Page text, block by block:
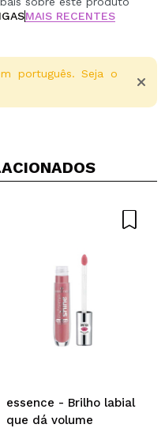
MAIS RECENTES
Imagine isso...
Sim
português. Seja o
essence - Brilho labial
que dá volume